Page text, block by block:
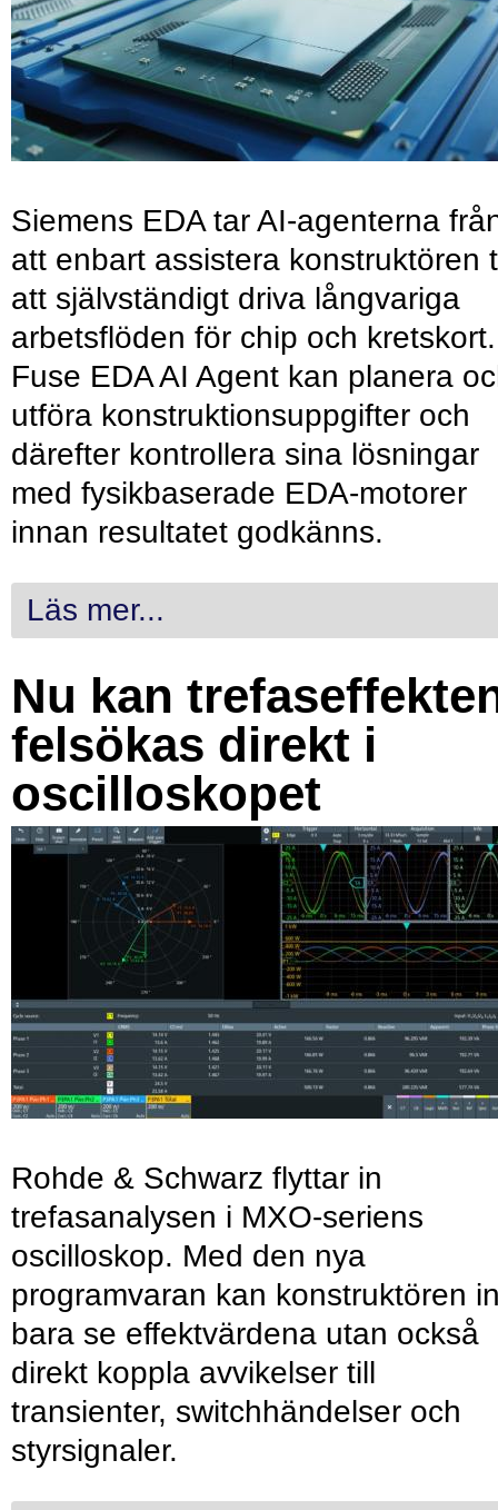
Siemens EDA tar AI-agenterna
att enbart assistera konstruktören
att självständigt driva långvariga
arbetsflöden för chip och kretskort.
Fuse EDA AI Agent kan planera
utföra konstruktionsuppgifter och
därefter kontrollera sina lösningar
med fysikbaserade EDA-motorer
innan resultatet godkänns.
Läs mer...
Nu kan
felsökas direkt i
oscilloskopet
Rohde & Schwarz flyttar in
trefasanalysen i MXO-seriens
oscilloskop. Med den nya
programvaran kan konstruktören
bara se effektvärdena utan också
direkt koppla avvikelser till
transienter, switchhändelser och
styrsignaler.